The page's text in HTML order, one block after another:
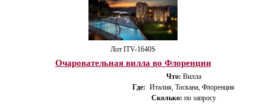
Лот ITV-1640S
Очаровательная вилла во Флоренции
Что: Вилла
Где: Италия, Тоскана, Флоренция
Сколько: по запросу